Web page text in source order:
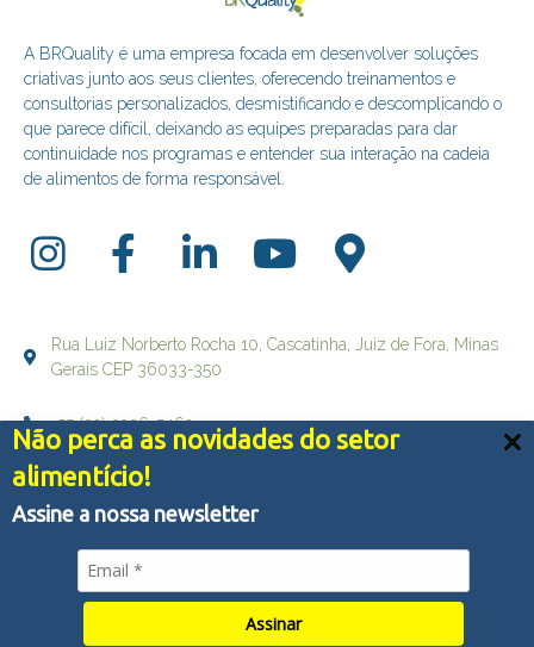
Não perca as novidades do setor
alimentício!
Assine a nossa newsletter
Assinar
A BRQuality é uma empresa focada em desenvolver soluções
criativas junto aos seus clientes, oferecendo treinamentos e
consultorias personalizados, desmistificando e descomplicando o
que parece difícil, deixando as equipes preparadas para dar
continuidade nos programas e entender sua interação na cadeia
de alimentos de forma responsável.
Rua Luiz Norberto Rocha 10, Cascatinha, Juiz de Fora, Minas
Gerais CEP 36033-350
+55 (32) 3236-5469
falecom@brqualityconsultoria.com.br
© Copyright 2022 - BR QUALITY CONSULTORIA - Todos os
direitos reservados
Nós usamos cookies e outras tecnologias semelhantes
para melhorar a sua experiência em nossos serviços,
personalizar publicidade e recomendar conteúdo de seu
com tal monitoramento.Política de Privacidade
Aceitar tudo